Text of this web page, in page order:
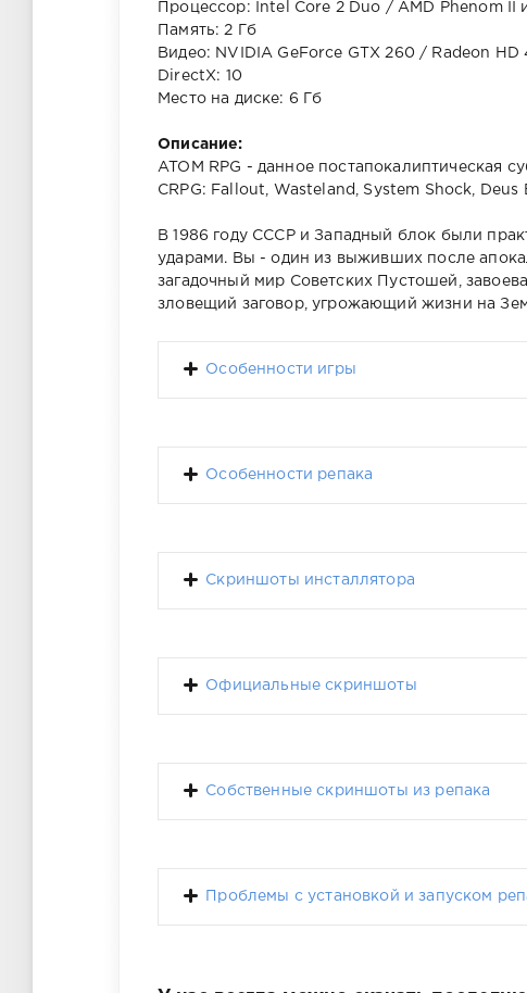
Процессор: Intel Core 2 Duo / AMD Phenom II
Память: 2 Гб
Видео: NVIDIA GeForce GTX 260 / Radeon
DirectX: 10
Место на диске: 6 Гб
Описание:
ATOM RPG - данное постапокалиптическая
CRPG: Fallout, Wasteland, System Shock, Deus
В 1986 году СССР и Западный блок были
ударами. Вы - один из выживших после
загадочный мир Советских Пустошей,
зловещий заговор, угрожающий жизни на
Особенности игры
Особенности репака
Скриншоты инсталлятора
Официальные скриншоты
Собственные скриншоты из репака
Проблемы с установкой и запуском